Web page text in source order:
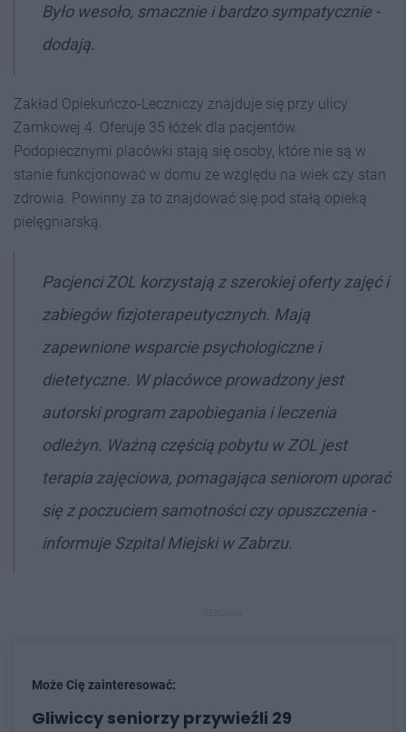
Było wesoło, smacznie i bardzo sympatycznie -
dodają.
Zakład Opiekuńczo-Leczniczy znajduje się przy ulicy
Zamkowej 4. Oferuje 35 łóżek dla pacjentów.
Podopiecznymi placówki stają się osoby, które nie są w
stanie funkcjonować w domu ze względu na wiek czy stan
zdrowia. Powinny za to znajdować się pod stałą opieką
pielęgniarską.
Pacjenci ZOL korzystają z szerokiej oferty zajęć i
zabiegów fizjoterapeutycznych. Mają
zapewnione wsparcie psychologiczne i
dietetyczne. W placówce prowadzony jest
autorski program zapobiegania i leczenia
odleżyn. Ważną częścią pobytu w ZOL jest
terapia zajęciowa, pomagająca seniorom uporać
się z poczuciem samotności czy opuszczenia -
informuje Szpital Miejski w Zabrzu.
Może Cię zainteresować:
Gliwiccy seniorzy przywieźli 29